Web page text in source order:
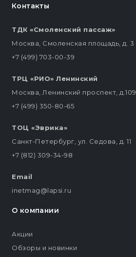
Контакты
ТДК «Смоленский пассаж»
Москва, Смоленская площадь, д. 3
+7 (499) 703-00-39
ТРЦ «РИО» Ленинский
Москва, Ленинский проспект, д.109
+7 (499) 350-80-65
ТОЦ «Эврика»
Санкт-Петербург, ул. Седова, д. 11
+7 (812) 309-34-98
Email
inetmag@lapsi.ru
О компании
Акции
Обзоры и новинки